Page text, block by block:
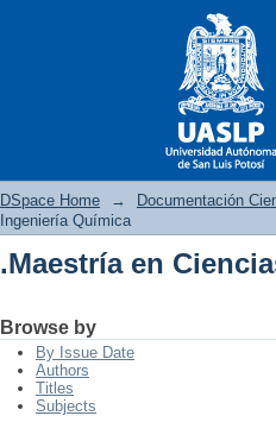
.Maestría
DSpace Home → Documentación
Ingeniería Química
.Maestría en
Browse by
By Issue Date
Authors
Titles
Subjects